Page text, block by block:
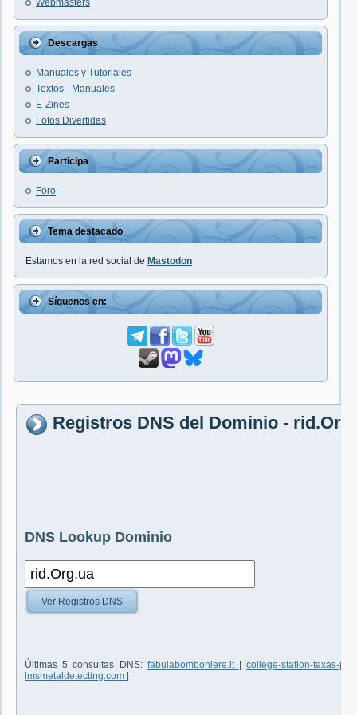
Webmasters
Descargas
Manuales y Tutoriales
Textos - Manuales
E-Zines
Fotos Divertidas
Participa
Foro
Tema destacado
Estamos en la red social de Mastodon
Síguenos en:
Registros DNS del Dominio -
DNS Lookup Dominio
Ver Registros DNS
Últimas 5 consultas DNS: fabulabomboniere.it |college-station-texas-
lmsmetaldetecting.com